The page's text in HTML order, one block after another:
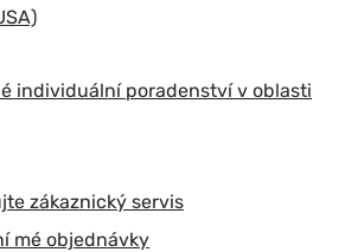
individuální poradenství v oblasti
zákaznický servis
mé objednávky